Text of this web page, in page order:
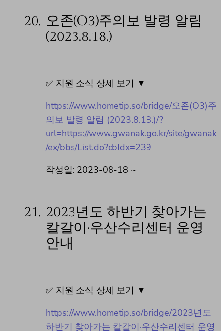
20. 오존(O3)주의보 발령 알림
(2023.8.18.)
✅ 지원 소식 상세 보기 ▼
https://www.hometip.so/bridge/오존(O3)주
의보 발령 알림 (2023.8.18.)/?
url=https://www.gwanak.go.kr/site/gwanak
/ex/bbs/List.do?cbIdx=239
작성일: 2023-08-18 ~
21. 2023년도 하반기 찾아가는
칼갈이·우산수리센터 운영
안내
✅ 지원 소식 상세 보기 ▼
https://www.hometip.so/bridge/2023년도
하반기 찾아가는 칼갈이·우산수리센터 운영